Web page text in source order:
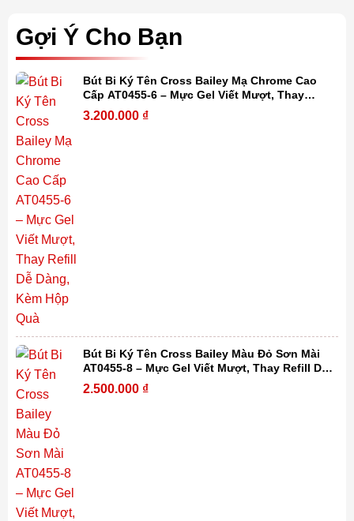
Gợi Ý Cho Bạn
Bút Bi Ký Tên Cross Bailey Mạ Chrome Cao
Cấp AT0455-6 – Mực Gel Viết Mượt, Thay
Refill Dễ Dàng, Kèm Hộp Quà
3.200.000 ₫
Bút Bi Ký Tên Cross Bailey Màu Đỏ Sơn Mài
AT0455-8 – Mực Gel Viết Mượt, Thay Refill Dễ
Dàng, Kèm Hộp Quà
2.500.000 ₫